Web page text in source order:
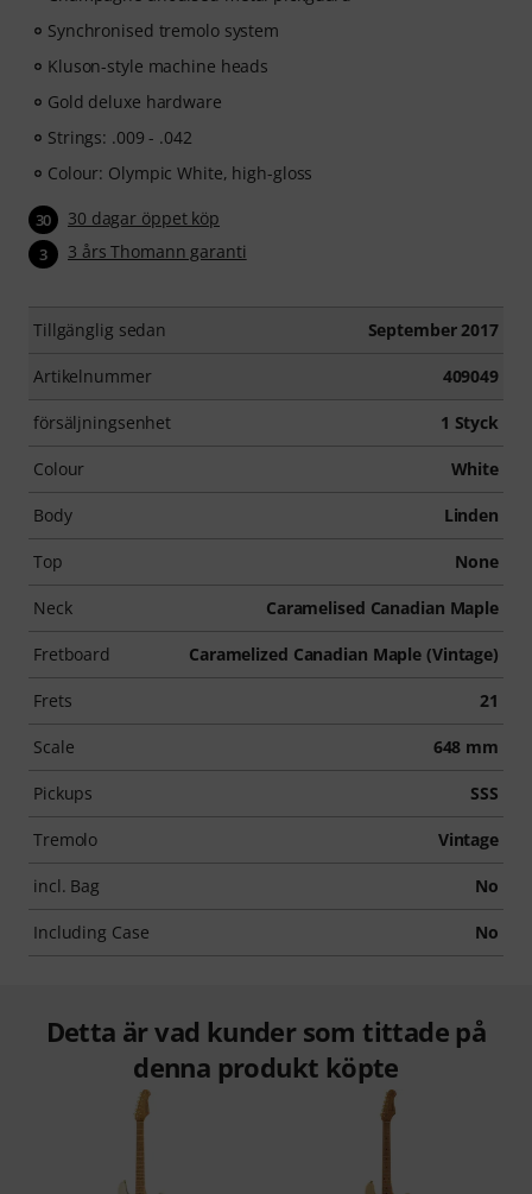
Synchronised tremolo system
Kluson-style machine heads
Gold deluxe hardware
Strings: .009 - .042
Colour: Olympic White, high-gloss
30 30 dagar öppet köp
3 3 års Thomann garanti
Tillgänglig sedan September 2017
Artikelnummer 409049
försäljningsenhet 1 Styck
Colour White
Body Linden
Top None
Neck Caramelised Canadian Maple
Fretboard Caramelized Canadian Maple (Vintage)
Frets 21
Scale 648 mm
Pickups SSS
Tremolo Vintage
incl. Bag No
Including Case No
Detta är vad kunder som tittade på
denna produkt köpte